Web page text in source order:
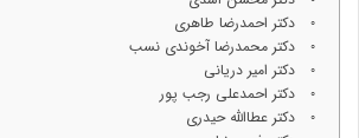
دکتر احمدرضا طاهری
دکتر محمدرضا آخوندی نسب
دکتر امیر دریانی
دکتر احمدعلی رجب پور
دکتر عطاالله حیدری